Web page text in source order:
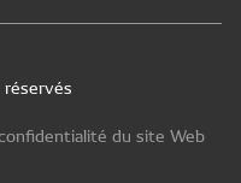
réservés
du site Web